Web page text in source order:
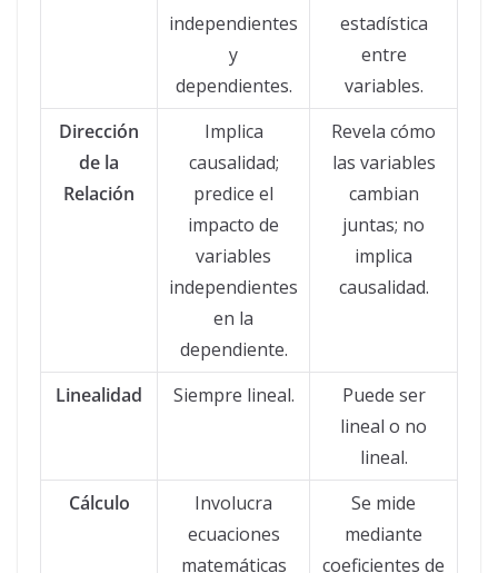
independientes
y
dependientes.
estadística
entre
variables.
Dirección
de la
Relación
Implica
causalidad;
predice el
impacto de
variables
independientes
en la
dependiente.
Revela cómo
las variables
cambian
juntas; no
implica
causalidad.
Linealidad Siempre lineal.
Puede ser
lineal o no
lineal.
Cálculo
Involucra
ecuaciones
matemáticas
Se mide
mediante
coeficientes de